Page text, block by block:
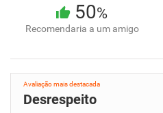
50%
Recomendaria a um amigo
Avaliação mais destacada
Desrespeito